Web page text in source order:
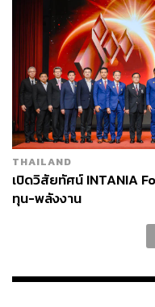
ประมาณ 10-20 ล้านฉบั
กับธนบัตรหมุนเวียนปก
ประมาณ 1,700 ล้านฉบั
จำนวนประมาณ 1,600
ตู้ ATM มีวัตถุประสงค์เ
สามารถเข้าถึงธนบัตรที่ร
เพื่อขอแลกที่สาขาธนาค
ธนบัตรที่ระลึกใช้กับ
การที่ธนบัตรที่ระลึกใช้กั
เพราะต้องมีการแก้ไขโ
ธนบัตรที่หมุนเวียนอยู่ใน
THAILAND
เปิดวิสัยทัศน์ INTANIA
ทุน-พลังงาน